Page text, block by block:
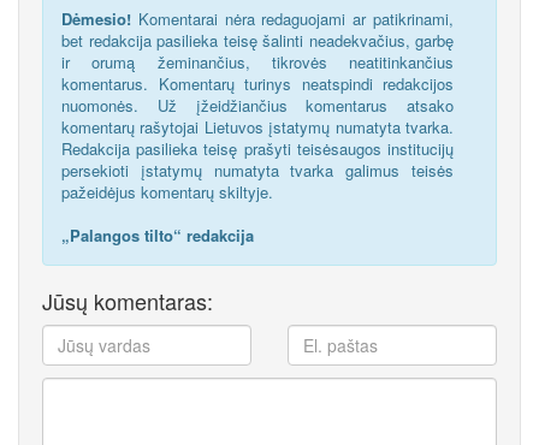
Dėmesio! Komentarai nėra redaguojami ar patikrinami,
bet redakcija pasilieka teisę šalinti neadekvačius, garbę
ir orumą žeminančius, tikrovės neatitinkančius
komentarus. Komentarų turinys neatspindi redakcijos
nuomonės. Už įžeidžiančius komentarus atsako
komentarų rašytojai Lietuvos įstatymų numatyta tvarka.
Redakcija pasilieka teisę prašyti teisėsaugos institucijų
persekioti įstatymų numatyta tvarka galimus teisės
pažeidėjus komentarų skiltyje.
„Palangos tilto“ redakcija
Jūsų komentaras: